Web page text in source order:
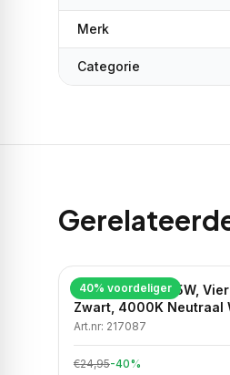
Merk
Categorie
40% voordeliger
LED Wandlamp, 5W,
Zwart, 4000K Neutraal
Art.nr: 217087
€24,95-40%